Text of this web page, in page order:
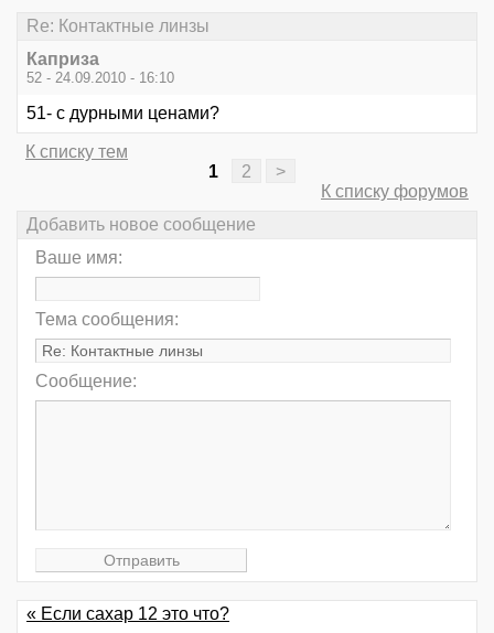
Re: Контактные линзы
Каприза
52 - 24.09.2010 - 16:10
51- с дурными ценами?
К списку тем
1
2
>
К списку форумов
Добавить новое сообщение
Ваше имя:
Тема сообщения:
Сообщение:
« Если сахар 12 это что?